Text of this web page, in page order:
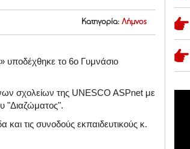
Κατηγορία: Λήμνος
υποδέχθηκε το 6ο Γυμνάσιο
σχολείων της UNESCO ASPnet με
"Διαζώματος".
και τις συνοδούς εκπαιδευτικούς κ.